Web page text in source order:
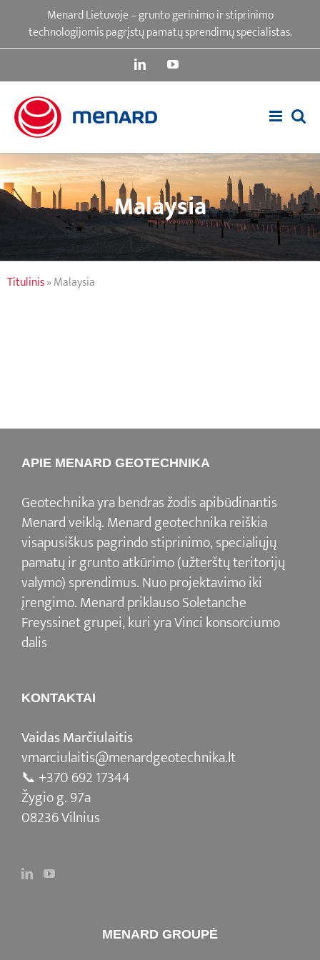
content
Menard Lietuvoje – grunto gerinimo ir stiprinimo
technologijomis pagrįstų pamatų sprendimų specialistas.
LinkedInYouTube
Malaysia
Titulinis»Malaysia
APIE MENARD GEOTECHNIKA
Geotechnika yra bendras žodis apibūdinantis
Menard veiklą. Menard geotechnika reiškia
visapusiškus pagrindo stiprinimo, specialiųjų
pamatų ir grunto atkūrimo (užterštų teritorijų
valymo) sprendimus. Nuo projektavimo iki
įrengimo. Menard priklauso Soletanche
Freyssinet grupei, kuri yra Vinci konsorciumo
dalis
KONTAKTAI
Vaidas Marčiulaitis
vmarciulaitis@menardgeotechnika.lt
📞+370 692 17344
Žygio g. 97a
08236 Vilnius
MENARD GROUPĖ